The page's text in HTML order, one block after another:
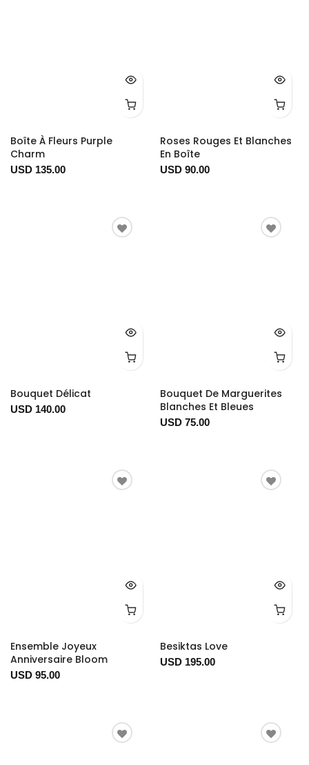
Boîte À Fleurs Purple
Charm
USD 135.00
Roses Rouges Et Blanches
En Boîte
USD 90.00
Bouquet Délicat
USD 140.00
Bouquet De Marguerites
Blanches Et Bleues
USD 75.00
Ensemble Joyeux
Anniversaire Bloom
USD 95.00
Besiktas Love
USD 195.00